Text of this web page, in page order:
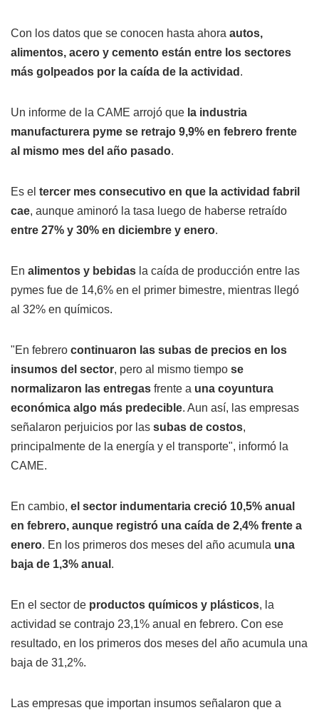
Con los datos que se conocen hasta ahora autos,
alimentos, acero y cemento están entre los sectores
más golpeados por la caída de la actividad .
Un informe de la CAME arrojó que la industria
manufacturera pyme se retrajo 9,9% en febrero frente
al mismo mes del año pasado.
Es el tercer mes consecutivo en que la actividad fabril
cae, aunque aminoró la tasa luego de haberse retraído
entre 27% y 30% en diciembre y enero.
En alimentos y bebidas la caída de producción entre las
pymes fue de 14,6% en el primer bimestre, mientras llegó
al 32% en químicos.
"En febrero continuaron las subas de precios en los
insumos del sector, pero al mismo tiempo se
normalizaron las entregas frente a una coyuntura
económica algo más predecible. Aun así, las empresas
señalaron perjuicios por las subas de costos,
principalmente de la energía y el transporte", informó la
CAME.
En cambio, el sector indumentaria creció 10,5% anual
en febrero, aunque registró una caída de 2,4% frente a
enero. En los primeros dos meses del año acumula una
baja de 1,3% anual .
En el sector de productos químicos y plásticos, la
actividad se contrajo 23,1% anual en febrero. Con ese
resultado, en los primeros dos meses del año acumula una
baja de 31,2%.
Las empresas que importan insumos señalaron que a